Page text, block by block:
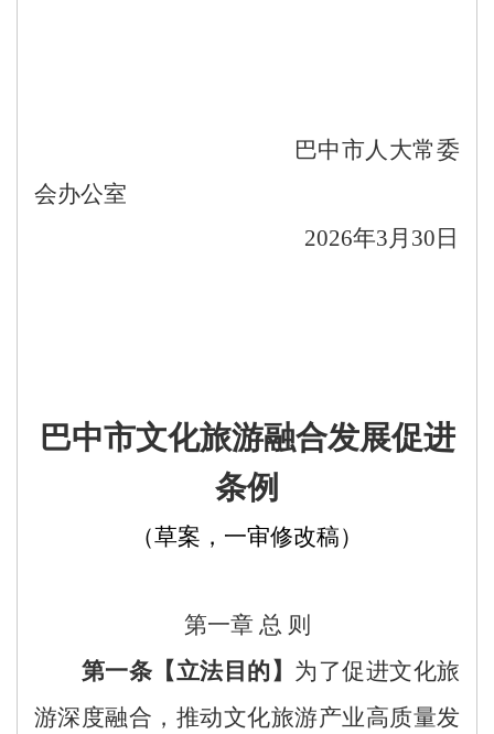
巴中市人大常委
会办公室
2026年3 月 30 日
巴中市文化旅游融合发展促进
条例
（草案 ， 一审修改稿）
第一章 总 则
第一条【立法目的】 为了促进文化旅
游深度融合 ， 推动文化旅游产业高质量发